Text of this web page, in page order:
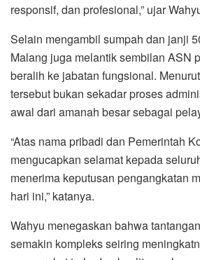
responsif, dan profesional,” ujar
Selain mengambil sumpah dan janji
Malang juga melantik sembilan ASN
beralih ke jabatan fungsional.
tersebut bukan sekadar proses
awal dari amanah besar sebagai
“Atas nama pribadi dan Pemerintah
mengucapkan selamat kepada
menerima keputusan pengangkatan
hari ini,” katanya.
Wahyu menegaskan bahwa
semakin kompleks seiring